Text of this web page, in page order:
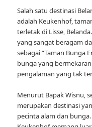
Salah satu destinasi
adalah Keukenhof,
terletak di Lisse,
yang sangat beragam
sebagai “Taman Bunga
bunga yang
pengalaman yang tak
Menurut Bapak Wisnu,
merupakan destinasi
pecinta alam dan